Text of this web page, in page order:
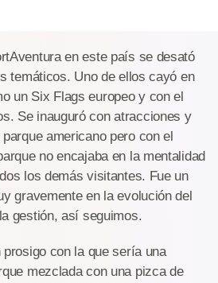
en este país se desató
temáticos. Uno de ellos cayó en
un Six Flags europeo y con el
Se inauguró con atracciones y
americano pero con el
no encajaba en la mentalidad
los demás visitantes. Fue un
gravemente en la evolución del
gestión, así seguimos.
con la que sería una
mezclada con una pizca de